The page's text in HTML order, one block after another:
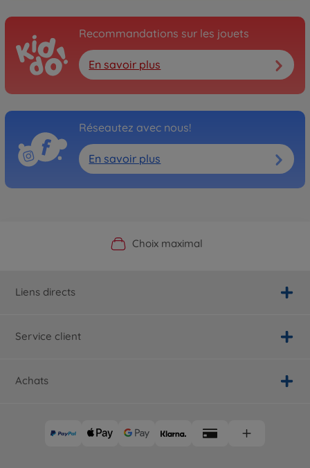
Recommandations sur les jouets
En savoir plus
Réseautez avec nous!
En savoir plus
Boutique officielle du fabricant
Choix maximal
Service personnalisé
Livraison rapide
Liens directs
Service client
Achats